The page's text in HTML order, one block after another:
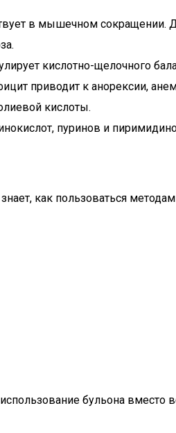
в мышечном сокращении.
кислотно-щелочного
приводит к анорексии,
кислоты.
пуринов и
как пользоваться
бульона вместо